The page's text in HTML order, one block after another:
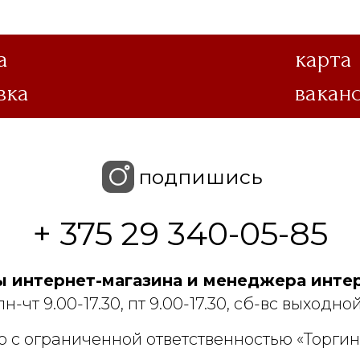
подпишись
+ 375 29 340-05-85
магазина и менеджера
чт 9.00-17.30, пт 9.00-17.30, сб-вс
ограниченной ответственностью